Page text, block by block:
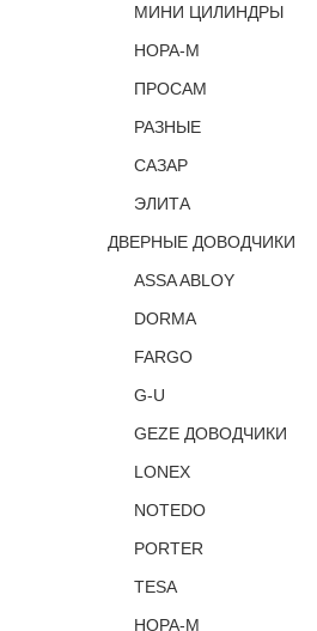
МИНИ ЦИЛИНДРЫ
НОРА-М
ПРОСАМ
РАЗНЫЕ
САЗАР
ЭЛИТА
ДВЕРНЫЕ ДОВОДЧИКИ
ASSA ABLOY
DORMA
FARGO
G-U
GEZE ДОВОДЧИКИ
LONEX
NOTEDO
PORTER
TESA
НОРА-М